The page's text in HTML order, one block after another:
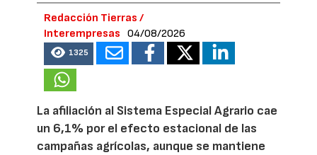
Redacción Tierras /
Interempresas
04/08/2026
1325
La afiliación al Sistema Especial Agrario cae
un 6,1% por el efecto estacional de las
campañas agrícolas, aunque se mantiene